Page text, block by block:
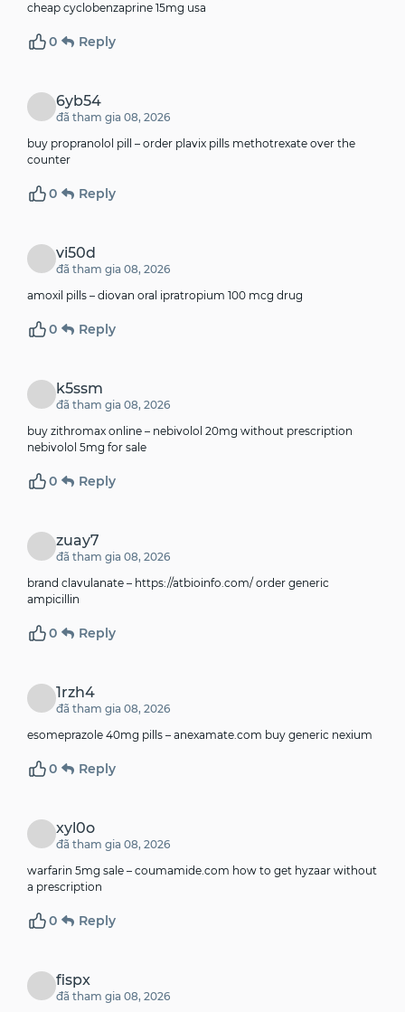
cheap cyclobenzaprine 15mg usa
0 Reply
6yb54
đã tham gia 08, 2026
buy propranolol pill – order plavix pills methotrexate over the
counter
0 Reply
vi50d
đã tham gia 08, 2026
amoxil pills – diovan oral ipratropium 100 mcg drug
0 Reply
k5ssm
đã tham gia 08, 2026
buy zithromax online – nebivolol 20mg without prescription
nebivolol 5mg for sale
0 Reply
zuay7
đã tham gia 08, 2026
brand clavulanate – https://atbioinfo.com/ order generic
ampicillin
0 Reply
1rzh4
đã tham gia 08, 2026
esomeprazole 40mg pills – anexamate.com buy generic nexium
0 Reply
xyl0o
đã tham gia 08, 2026
warfarin 5mg sale – coumamide.com how to get hyzaar without
a prescription
0 Reply
fispx
đã tham gia 08, 2026